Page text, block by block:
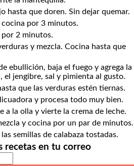
hasta que doren. Sin dejar quemar.
cocina por 3 minutos.
por 2 minutos.
y mezcla. Cocina hasta que
ebullición, baja el fuego y agrega la
el jengibre, sal y pimienta al gusto.
que las verduras estén tiernas.
y procesa todo muy bien.
a la olla y vierte la crema de leche.
y cocina por un par de minutos.
semillas de calabaza tostadas.
recetas en tu correo